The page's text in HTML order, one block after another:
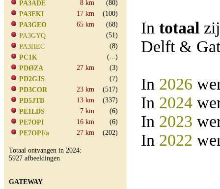
PA3ADE
8 km
(80)
PA3EKI
17 km
(100)
PA3GEO
65 km
(68)
PA3GYQ
(51)
PA3HEC
(8)
PC1K
(...)
PDØZA
27 km
(3)
PD2GJS
(7)
PD3COR
23 km
(517)
PD5JTB
13 km
(337)
PE1LDS
7 km
(6)
PE7OPI
16 km
(6)
PE7OPI/a
27 km (202)
Totaal ontvangen in 2024:
5927 afbeeldingen
GATEWAY
In totaal
Delft &
In 2026
In 2024
In 2023
In 2022